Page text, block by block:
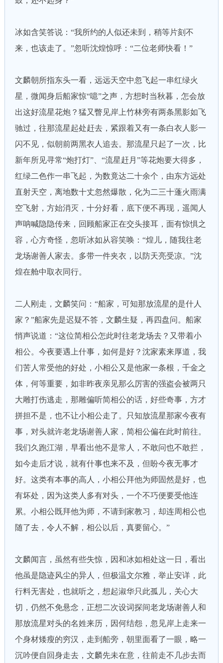
冰如含笑答说：“我所约的人似还未到，稍等片刻不
来，也该走了。”忽听沈煌惊呼：“二位老师快看！”
文麟朝所指东头一看，远远天空中忽飞起一串红绿火
星，微闻身后船家惊“噫”之声，方想时当秋暮，怎会放
出这好流星花炮？猛又瞥见岸上竹林旁有两条黑影如飞
驰过，往那流星起处赶去，紧跟着又有一条白衣人影一
闪不见，似朝前两黑衣人追去。那流星只起了一次，比
新年所见寻常“炮打灯”、“流星赶月”等花炮要大得多，
红绿二色作一串飞起，为数竟达二十余个，由东方远处
直射天空，离地数十丈忽然爆散，化为二三十蓬火雨满
空飞射，方始消灭，十分好看，底下便不再现，遥闻人
声呐喊隐隐传来，回顾船家正在交头接耳，面有惊惧之
容，心方奇怪，忽听冰如从容笑唤：“煌儿，随我往老
龙场谢善人家去。多带一件夹衣，以防天亮受凉。”沈
煌在舱中取衣同行。
二人刚走，文麟笑问：“船家，可知那放流星的是什人
家？”船家先是迟疑不答，文麟生疑，再四盘问。船家
悄声说道：“这位简相公怎此时往老龙场去？又带着小
相公。今夜要遇上什事，如何是好？沈家素来厚道，我
们苦人常受他的好处，小相公又是他家一条根，千金之
体，何等重要，如非昨夜亲见那么厉害的强盗会被两只
大雕打伤逃走，那雕偏听简相公的话，好些奇事，方才
拼担不是，也不让小相公走了。只知放流星那家今夜有
事，对头就许老龙场谢善人家，简相公偏在此时前往。
我们久跑江湖，早看出他不是常人，不敢问也不敢拦，
如今走后才说，就有什事也来不及，但盼今夜无事才
好。这类有本事的高人，小相公拜他为师固然是好，也
有坏处，因为这类人多有对头，一个不巧便要受他连
累。小相公既拜他为师，不请到家教习，却连周相公也
随了去，令人不解，相公以后，真要留心。”
文麟闻言，虽然有些失惊，因和冰如相处这一日，看出
他虽是隐迹风尘的异人，但极温文尔雅，举止安详，此
行料无害处，也就听之，想起淑华只此孤儿，关心大
切，仍然不免悬念，正想二次设词探间老龙场谢善人和
那放流星对头的名姓来历，因何结怨，忽见岸上走来一
个身材矮瘦的穷汉，走到船旁，朝里面看了一眼，略一
沉吟便自回身走去，文麟先未在意，往前走不几步去而